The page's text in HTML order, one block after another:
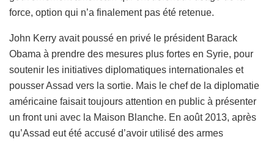
force, option qui n’a finalement pas été retenue.
John Kerry avait poussé en privé le président Barack
Obama à prendre des mesures plus fortes en Syrie, pour
soutenir les initiatives diplomatiques internationales et
pousser Assad vers la sortie. Mais le chef de la diplomatie
américaine faisait toujours attention en public à présenter
un front uni avec la Maison Blanche. En août 2013, après
qu’Assad eut été accusé d’avoir utilisé des armes